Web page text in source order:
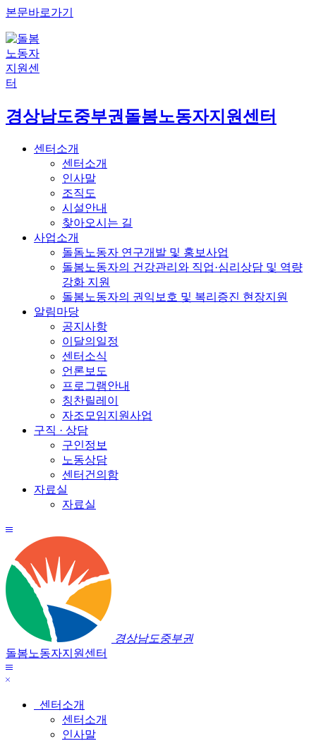
본문바로가기
경상남도중부권 돌봄노동자지원센터
센터소개
센터소개
인사말
조직도
시설안내
찾아오시는 길
사업소개
돌돔노동자 연구개발 및 홍보사업
돌봄노동자의 건강관리와 직업·심리상담 및 역량
강화 지원
돌봄노동자의 권익보호 및 복리증진 현장지원
알림마당
공지사항
이달의일정
센터소식
언론보도
프로그램안내
칭찬릴레이
자조모임지원사업
구직 · 상담
구인정보
노동상담
센터건의함
자료실
자료실
전
메
뉴
경상남도중부권
돌봄노동자지원센터
메
닫
센터소개
센터소개
인사말